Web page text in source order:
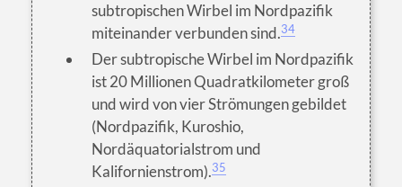
subtropischen Wirbel im Nordpazifik
miteinander verbunden sind.34
Der subtropische Wirbel im Nordpazifik
ist 20 Millionen Quadratkilometer groß
und wird von vier Strömungen gebildet
(Nordpazifik, Kuroshio,
Nordäquatorialstrom und
Kalifornienstrom).35